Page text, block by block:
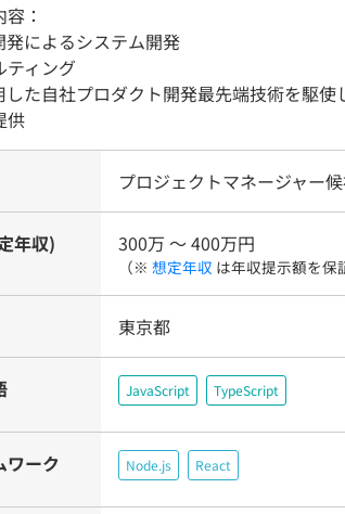
：
によるシステム開発
ィング
た自社プロダクト開発最先端技術を駆使
供
プロジェクトマネージャー
年収) 300万 〜 400万円
（※ 想定年収 は年収提示額を保
東京都
JavaScript TypeScript
ワーク Node.js React